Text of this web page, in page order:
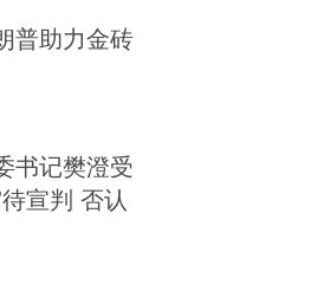
普助力金砖
书记樊澄受
宣判 否认